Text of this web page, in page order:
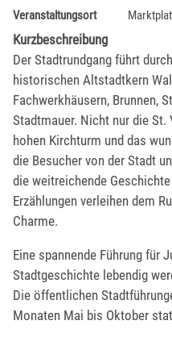
Veranstaltungsort
Kurzbeschreibung
Der Stadtrundgang führt
historischen Altstadtkern
Fachwerkhäusern, Brunnen,
Stadtmauer. Nicht nur die
hohen Kirchturm und das
die Besucher von der Stadt
die weitreichende
Erzählungen verleihen dem
Charme.
Eine spannende Führung für
Stadtgeschichte lebendig
Die öffentlichen
Monaten Mai bis Oktober